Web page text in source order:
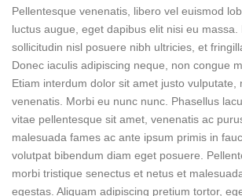
Pellentesque venenatis, libero vel euismod
luctus augue, eget dapibus elit nisi eu massa.
sollicitudin nisl posuere nibh ultricies, et
Donec iaculis adipiscing neque, non congue
Etiam interdum dolor sit amet justo vulputate,
venenatis. Morbi eu nunc nunc. Phasellus
vitae pellentesque sit amet, venenatis ac
malesuada fames ac ante ipsum primis in
volutpat bibendum diam eget posuere.
morbi tristique senectus et netus et
egestas. Aliquam adipiscing pretium tortor,